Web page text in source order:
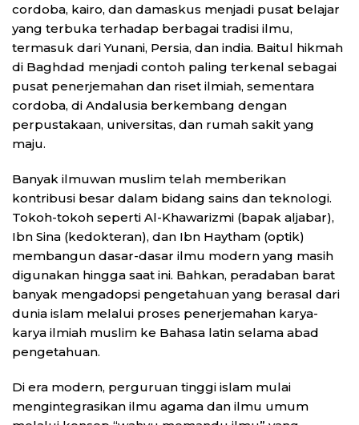
cordoba, kairo, dan damaskus menjadi pusat belajar
yang terbuka terhadap berbagai tradisi ilmu,
termasuk dari Yunani, Persia, dan india. Baitul hikmah
di Baghdad menjadi contoh paling terkenal sebagai
pusat penerjemahan dan riset ilmiah, sementara
cordoba, di Andalusia berkembang dengan
perpustakaan, universitas, dan rumah sakit yang
maju.
Banyak ilmuwan muslim telah memberikan
kontribusi besar dalam bidang sains dan teknologi.
Tokoh-tokoh seperti Al-Khawarizmi (bapak aljabar),
Ibn Sina (kedokteran), dan Ibn Haytham (optik)
membangun dasar-dasar ilmu modern yang masih
digunakan hingga saat ini. Bahkan, peradaban barat
banyak mengadopsi pengetahuan yang berasal dari
dunia islam melalui proses penerjemahan karya-
karya ilmiah muslim ke Bahasa latin selama abad
pengetahuan.
Di era modern, perguruan tinggi islam mulai
mengintegrasikan ilmu agama dan ilmu umum